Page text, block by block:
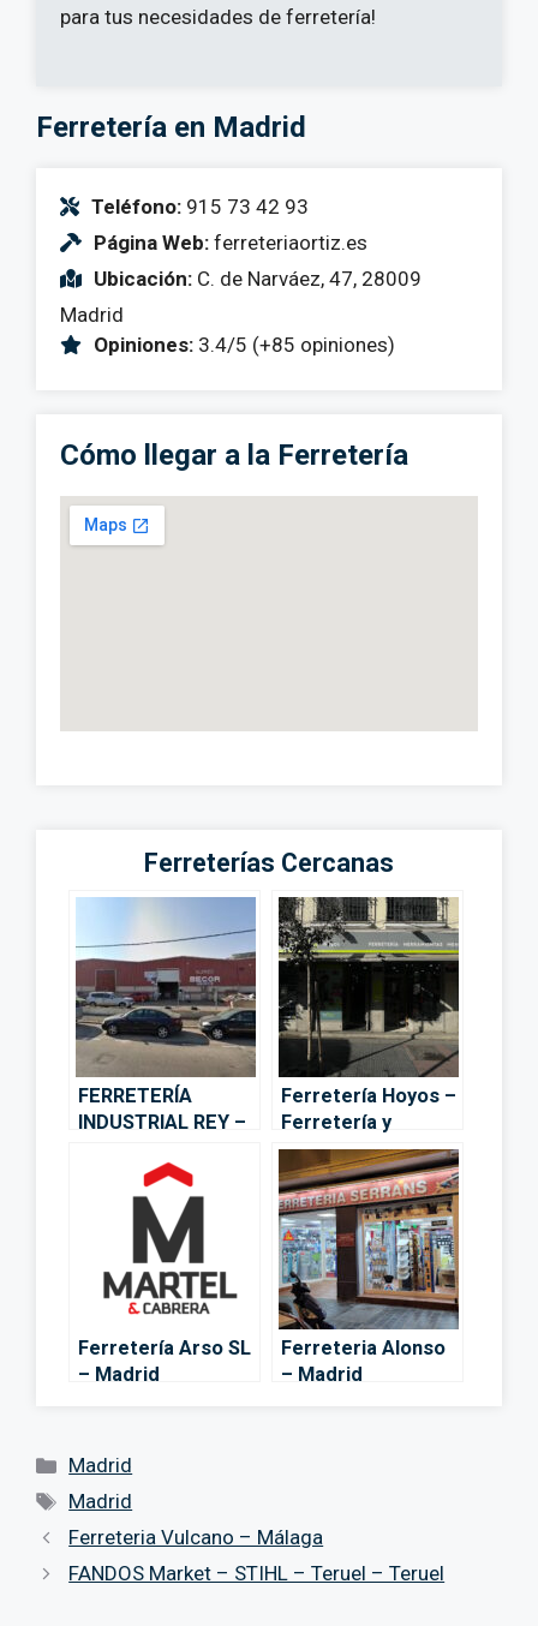
para tus necesidades de ferretería!
Ferretería en Madrid
Teléfono: 915 73 42 93
Página Web: ferreteriaortiz.es
Ubicación: C. de Narváez, 47, 28009
Madrid
Opiniones: 3.4/5 (+85 opiniones)
Cómo llegar a la Ferretería
Ferreterías Cercanas
FERRETERÍA
INDUSTRIAL REY –
Ferretería Hoyos –
Ferretería y
cerrajería en
Madrid – Madrid
Ferretería Arso SL
– Madrid
Ferreteria Alonso
– Madrid
Categorías
Madrid
Etiquetas
Madrid
Ferreteria Vulcano – Málaga
FANDOS Market – STIHL – Teruel – Teruel